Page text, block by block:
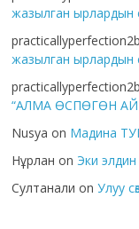
жазылган ырлардын
жазылган ырлардын
“АЛМА ӨСПӨГӨН
Nusya on Мадина
Нұрлан on Эки
Султанали onУлуу